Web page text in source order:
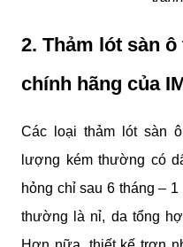
2. Thảm lót sàn ô
chính hãng của
Các loại thảm lót sàn
lượng kém thường có
hỏng chỉ sau 6 tháng –
thường là nỉ, da tổng